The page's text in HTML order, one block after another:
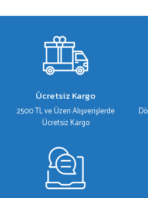
gördüğünüz noktaları öneri formunu
Ürün resmi kalitesiz, bozuk veya
Ürün açıklamasında eksik bilgiler bulunuyor.
Ürün fiyatı diğer sitelerden daha pahalı.
Bu ürüne benzer farklı alternatifler olmalı.
Ücretsiz Kargo
2500 TL ve Üzeri Alışverişlerde
Ücretsiz Kargo